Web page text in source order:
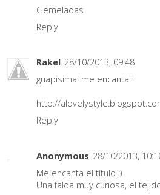
Gemeladas
Reply
Rakel 28/10/2013, 09:48
guapisima! me encanta!!
http://
Reply
Anonymous 28/10/2013,
Me encanta el título :)
Una falda muy curiosa, el